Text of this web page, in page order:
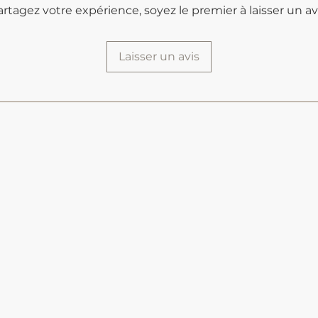
votre expérience, soyez le premier à laisser un
Laisser un avis